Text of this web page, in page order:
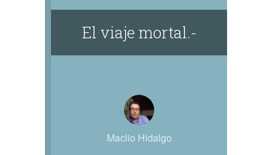
El viaje mortal.-
Maclio Hidalgo